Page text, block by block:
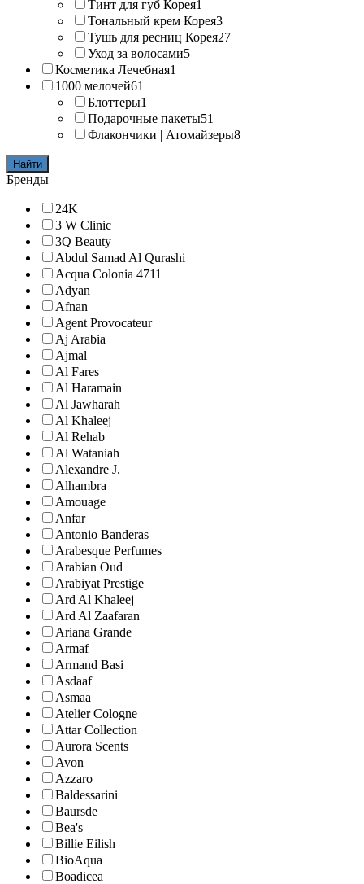
Тинт для губ Корея1
Тональный крем Корея3
Тушь для ресниц Корея27
Уход за волосами5
Косметика Лечебная1
1000 мелочей61
Блоттеры1
Подарочные пакеты51
Флакончики | Атомайзеры8
Найти
Бренды
24K
3 W Clinic
3Q Beauty
Abdul Samad Al Qurashi
Acqua Colonia 4711
Adyan
Afnan
Agent Provocateur
Aj Arabia
Ajmal
Al Fares
Al Haramain
Al Jawharah
Al Khaleej
Al Rehab
Al Wataniah
Alexandre J.
Alhambra
Amouage
Anfar
Antonio Banderas
Arabesque Perfumes
Arabian Oud
Arabiyat Prestige
Ard Al Khaleej
Ard Al Zaafaran
Ariana Grande
Armaf
Armand Basi
Asdaaf
Asmaa
Atelier Cologne
Attar Collection
Aurora Scents
Avon
Azzaro
Baldessarini
Baursde
Bea's
Billie Eilish
BioAqua
Boadicea